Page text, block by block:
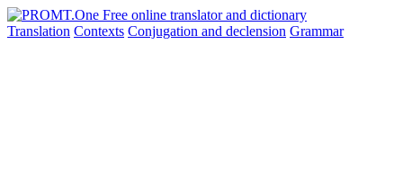
Translation Contexts Conjugation and declension Grammar